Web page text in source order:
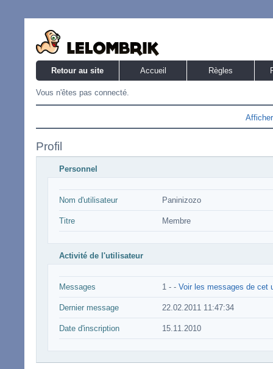
Retour au site Accueil Règles
Vous n'êtes pas connecté.
Profil
Personnel
Nom d'utilisateur Paninizozo
Titre Membre
Activité de l'utilisateur
Messages 1 - - Voir les messages de cet
Dernier message 22.02.2011 11:47:34
Date d'inscription 15.11.2010